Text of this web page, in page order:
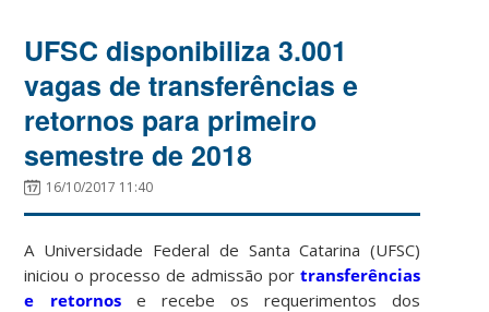
UFSC disponibiliza 3.001
vagas de transferências e
retornos para primeiro
semestre de 2018
16/10/2017 11:40
A Universidade Federal de Santa Catarina (UFSC)
iniciou o processo de admissão portransferências
e retornose recebe os requerimentos dos